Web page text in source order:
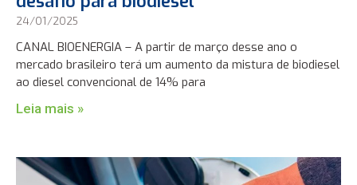
24/01/2025
CANAL BIOENERGIA – A partir de março desse ano o
mercado brasileiro terá um aumento da mistura de biodiesel
ao diesel convencional de 14% para
Leia mais »